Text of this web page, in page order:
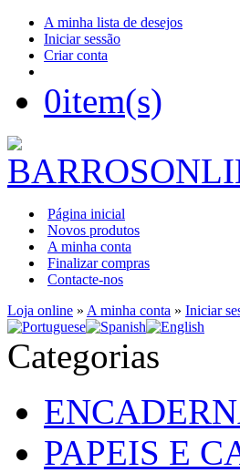
A minha lista de desejos
Iniciar sessão
Criar conta
0item(s)
Página inicial
Novos produtos
A minha conta
Finalizar compras
Contacte-nos
Loja online » A minha conta » Iniciar
Categorias
PAPEIS E